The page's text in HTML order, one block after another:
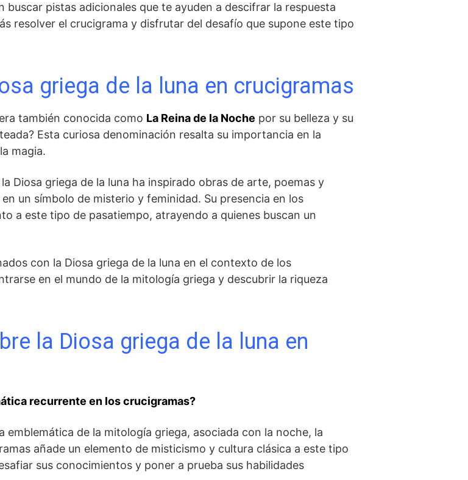
pistas adicionales​ que te ayuden a descifrar la respuesta
resolver el crucigrama y disfrutar del desafío que supone este tipo
‌griega de la luna en crucigramas
también conocida como La Reina de la Noche por su belleza y su
Esta curiosa denominación resalta su importancia en la
magia.
Diosa griega de la luna ha ‍inspirado obras de arte, poemas ⁢y
un símbolo de ‍misterio‌ y feminidad. Su presencia en los
a este tipo‌ de⁢ pasatiempo, atrayendo a quienes buscan un
con la Diosa⁤ griega de la​ luna en el contexto de los
⁣en el mundo de la mitología griega y descubrir la riqueza
la Diosa griega de la luna en
recurrente ⁣en los crucigramas?
emblemática de ⁣la mitología griega, asociada con la noche, la
añade ⁤un elemento de misticismo y cultura clásica a este tipo
sus conocimientos y poner a prueba sus habilidades